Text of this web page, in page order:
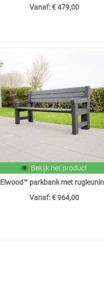
Vanaf:€ 479,00
Bekijk het product
Elwood™ parkbank met
Vanaf:€ 964,00